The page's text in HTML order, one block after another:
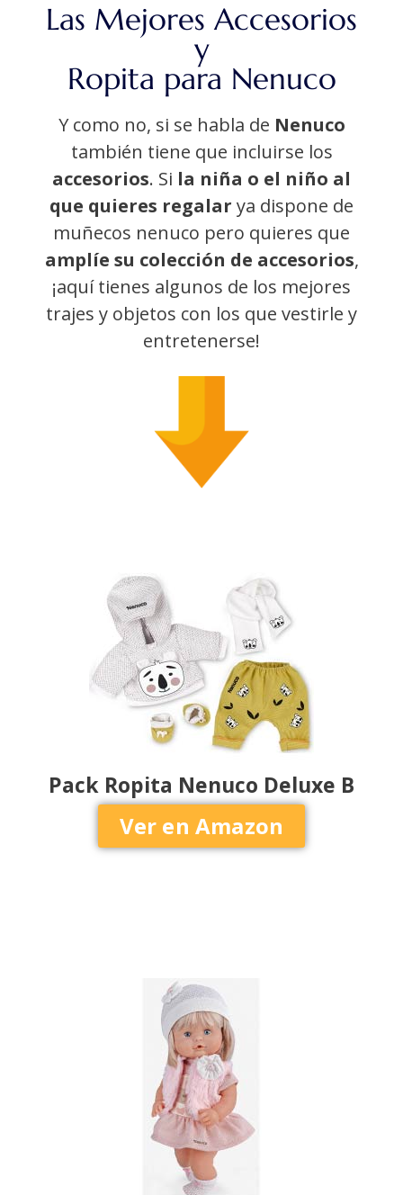
Las Mejores Accesorios
y
Ropita para Nenuco
Y como no, si se habla de Nenuco
también tiene que incluirse los
accesorios. Si la niña o el niño al
que quieres regalar ya dispone de
muñecos nenuco pero quieres que
amplíe su colección de accesorios,
¡aquí tienes algunos de los mejores
trajes y objetos con los que vestirle y
entretenerse!
Pack Ropita Nenuco Deluxe B
Ver en Amazon